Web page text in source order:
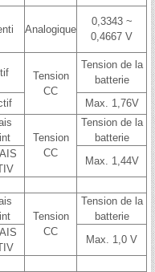
Analogique
0,3343 ~
0,4667 V
Tension
CC
Tension de la
batterie
Max. 1,76V
Tension
CC
Tension de la
batterie
Max. 1,44V
Tension
CC
Tension de la
batterie
Max. 1,0 V